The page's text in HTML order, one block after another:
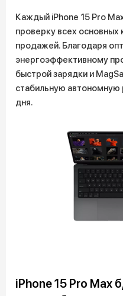
Каждый iPhone 15 Pro
проверку всех
продажей. Благодаря
энергоэффективному
быстрой зарядки и
стабильную автономную
дня.
iPhone 15 Pro